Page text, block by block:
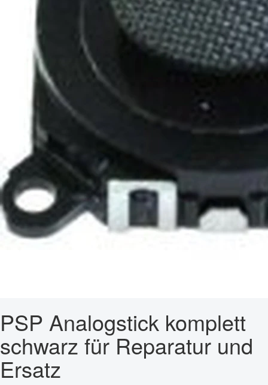
PSP Analogstick komplett
schwarz für Reparatur und
Ersatz